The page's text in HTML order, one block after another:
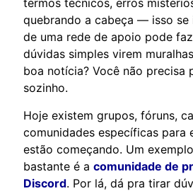
quebrando a cabeça — isso se
de uma rede de apoio pode
dúvidas simples virem
boa notícia? Você não precisa
sozinho.
Hoje existem grupos, fóruns,
comunidades específicas para
estão começando. Um
bastante é a comunidade de
Discord. Por lá, dá pra tirar